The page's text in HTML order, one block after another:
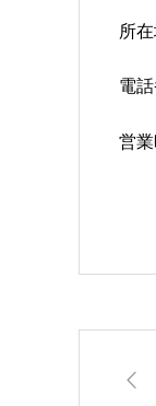
所
電
営